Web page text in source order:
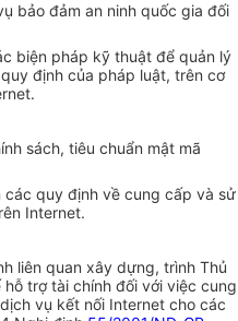
bảo đảm an ninh quốc gia đối
biện pháp kỹ thuật để quản lý
định của pháp luật, trên cơ
sách, tiêu chuẩn mật mã
các quy định về cung cấp và sử
Internet.
liên quan xây dựng, trình Thủ
trợ tài chính đối với việc cung
vụ kết nối Internet cho các